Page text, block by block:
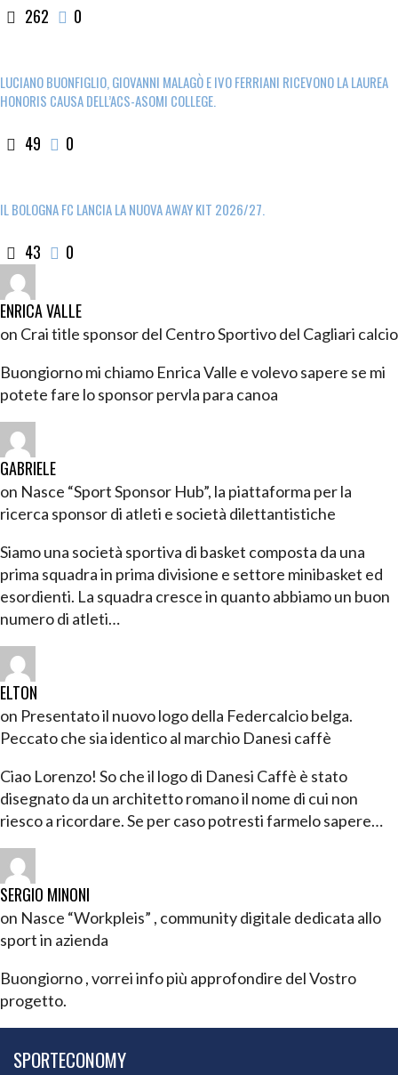
262 0
LUCIANO BUONFIGLIO, GIOVANNI MALAGÒ E IVO FERRIANI RICEVONO LA LAUREA
HONORIS CAUSA DELL’ACS-ASOMI COLLEGE.
49 0
IL BOLOGNA FC LANCIA LA NUOVA AWAY KIT 2026/27.
43 0
ENRICA VALLE
on Crai title sponsor del Centro Sportivo del Cagliari calcio
Buongiorno mi chiamo Enrica Valle e volevo sapere se mi
potete fare lo sponsor pervla para canoa
GABRIELE
on Nasce “Sport Sponsor Hub”, la piattaforma per la
ricerca sponsor di atleti e società dilettantistiche
Siamo una società sportiva di basket composta da una
prima squadra in prima divisione e settore minibasket ed
esordienti. La squadra cresce in quanto abbiamo un buon
numero di atleti…
ELTON
on Presentato il nuovo logo della Federcalcio belga.
Peccato che sia identico al marchio Danesi caffè
Ciao Lorenzo! So che il logo di Danesi Caffè è stato
disegnato da un architetto romano il nome di cui non
riesco a ricordare. Se per caso potresti farmelo sapere…
SERGIO MINONI
on Nasce “Workpleis” , community digitale dedicata allo
sport in azienda
Buongiorno , vorrei info più approfondire del Vostro
progetto.
SPORTECONOMY